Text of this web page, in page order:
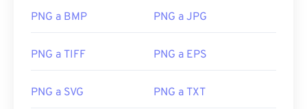
PNG a BMP PNG a JPG
PNG a TIFF PNG a EPS
PNG a SVG PNG a TXT